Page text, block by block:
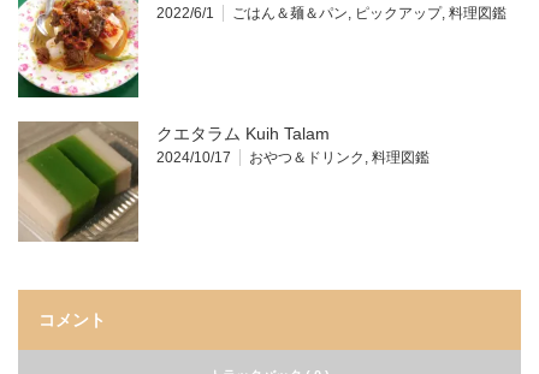
2022/6/1 ごはん＆麺＆パン, ピックアップ, 料理図鑑
クエタラム Kuih Talam
2024/10/17 おやつ＆ドリンク , 料理図鑑
コメント